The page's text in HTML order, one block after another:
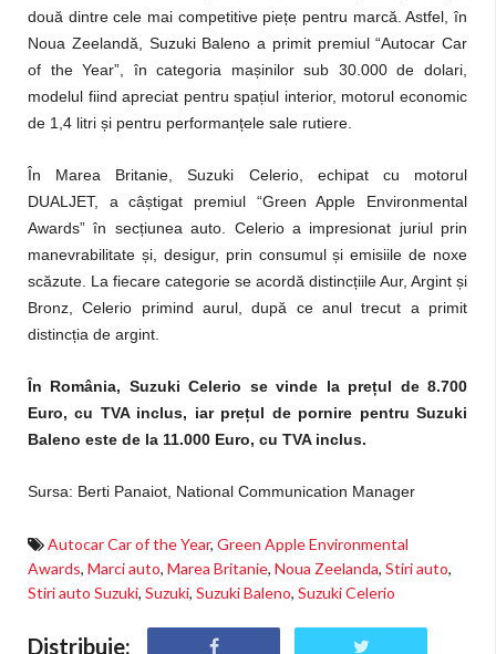
două dintre cele mai competitive piețe pentru marcă. Astfel, în
Noua Zeelandă, Suzuki Baleno a primit premiul “Autocar Car
of the Year”, în categoria mașinilor sub 30.000 de dolari,
modelul fiind apreciat pentru spațiul interior, motorul economic
de 1,4 litri și pentru performanțele sale rutiere.
În Marea Britanie, Suzuki Celerio, echipat cu motorul
DUALJET, a câștigat premiul “Green Apple Environmental
Awards” în secțiunea auto. Celerio a impresionat juriul prin
manevrabilitate și, desigur, prin consumul și emisiile de noxe
scăzute. La fiecare categorie se acordă distincțiile Aur, Argint și
Bronz, Celerio primind aurul, după ce anul trecut a primit
distincția de argint.
În România, Suzuki Celerio se vinde la prețul de 8.700
Euro, cu TVA inclus, iar prețul de pornire pentru Suzuki
Baleno este de la 11.000 Euro, cu TVA inclus.
Sursa: Berti Panaiot, National Communication Manager
Autocar Car of the Year, Green Apple Environmental
Awards, Marci auto, Marea Britanie, Noua Zeelanda, Stiri auto,
Stiri auto Suzuki, Suzuki, Suzuki Baleno, Suzuki Celerio
Distribuie: